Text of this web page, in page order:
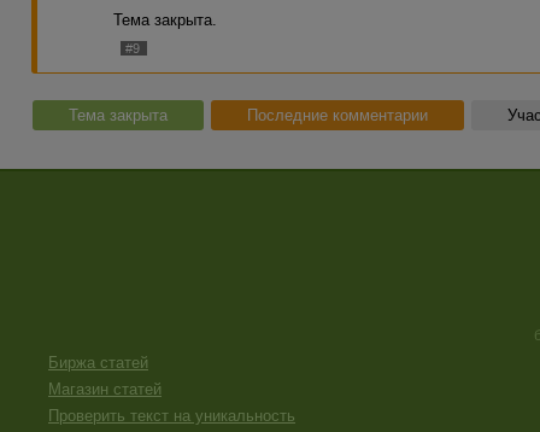
Тема закрыта.
#9
Тема закрыта Последние комментарии
Биржа статей
Магазин статей
Проверить текст на уникальность